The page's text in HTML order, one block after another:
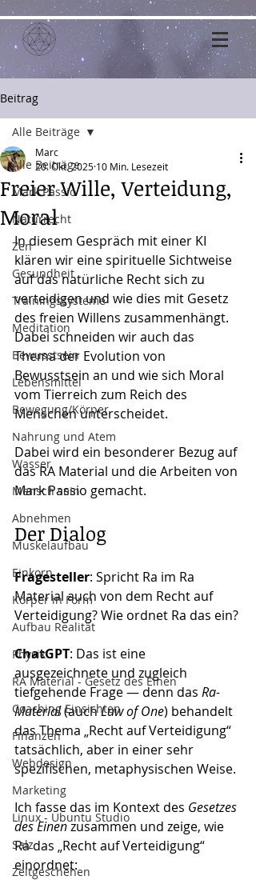
Beitrag
Alle Beiträge
Mark Passio
Naturrecht
Zen
Gesundheit
Trainingssysteme
Meditation
Bewusstsein
Lebensmittel
Bewegung/Körper
Nahrung und Atem
Wasser
Mensch sein
Abnehmen
Muskelaufbau
Einkorn
Körper in Form
Aufbau Realität
Physik
RA Material - Gesetz des Einen
Coaching Einsichten
Finanzen
Webdesign
Marketing
Linux - Ubuntu Studio
Salz
Zeitgeschehen
Alle Beiträge
Freier Wille, Verteidung,
Moral
Marc
20. Okt. 2025 10 Min. Lesezeit
In diesem Gespräch mit einer KI
klären wir eine spirituelle Sichtweise
auf das natürliche Recht sich zu
verteidigen und wie dies mit Gesetz
des freien Willens zusammenhängt.
Dabei schneiden wir auch das
Thema der Evolution von
Bewusstsein an und wie sich Moral
vom Tierreich zum Reich des
Menschen unterscheidet.
Dabei wird ein besonderer Bezug auf
das RA Material und die Arbeiten von
Mark Passio gemacht.
Der Dialog
Fragesteller: Spricht Ra im Ra
Material auch von dem Recht auf
Verteidigung? Wie ordnet Ra das ein?
ChatGPT: Das ist eine
ausgezeichnete und zugleich
tiefgehende Frage — denn das Ra-
Material (auch Law of One) behandelt
das Thema „Recht auf Verteidigung“
tatsächlich, aber in einer sehr
spezifischen, metaphysischen Weise.
Ich fasse das im Kontext des Gesetzes
des Einen zusammen und zeige, wie
Ra das „Recht auf Verteidigung“
einordnet: